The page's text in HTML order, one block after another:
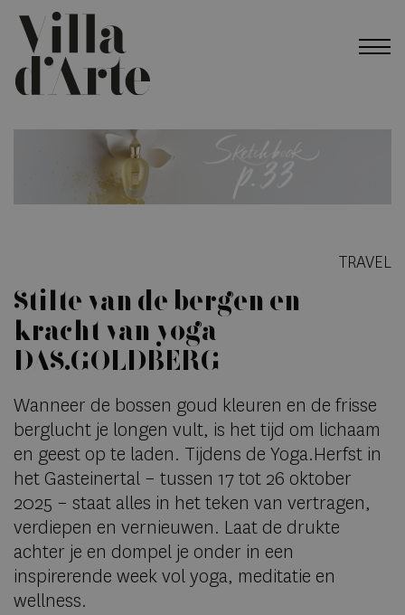
TRAVEL
Stilte van de bergen en
kracht van yoga
DAS.GOLDBERG
Wanneer de bossen goud kleuren en de frisse
berglucht je longen vult, is het tijd om lichaam
en geest op te laden. Tijdens de Yoga.Herfst in
het Gasteinertal – tussen 17 tot 26 oktober
2025 – staat alles in het teken van vertragen,
verdiepen en vernieuwen. Laat de drukte
achter je en dompel je onder in een
inspirerende week vol yoga, meditatie en
wellness.